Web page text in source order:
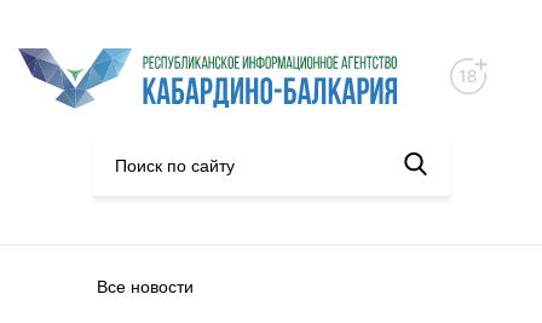
Все новости